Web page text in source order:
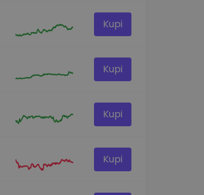
Kupi
Kupi
Kupi
Kupi